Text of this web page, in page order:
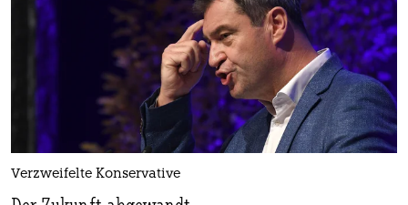
Verzweifelte Konservative